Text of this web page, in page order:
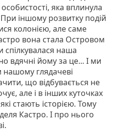
яка вплинула
іншому розвитку подій
колонією, але саме
вона стала Островом
спілкувалася наша
вдячні йому за це... І ми
нашому глядачеві
що відбувається не
але і в інших куточках
стають історією. Тому
Кастро. І про нього